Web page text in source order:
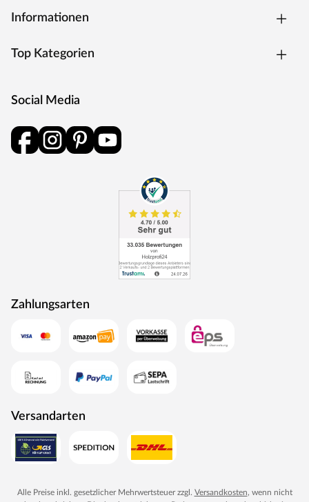
Informationen
Top Kategorien
Social Media
Zahlungsarten
Versandarten
Alle Preise inkl. gesetzlicher Mehrwertsteuer zzgl. Versandkosten, wenn nicht